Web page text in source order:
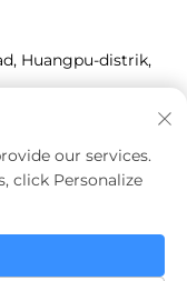
Huangpu-distrik,
Material Technology
our services.
click Personalize